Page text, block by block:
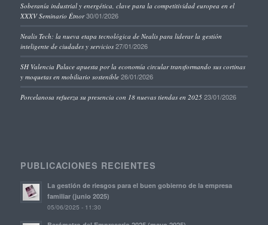
Soberanía industrial y energética, clave para la competitividad europea en el
XXXV Seminario Étnor 30/01/2026
Nealis Tech: la nueva etapa tecnológica de Nealis para liderar la gestión
inteligente de ciudades y servicios 27/01/2026
SH Valencia Palace apuesta por la economía circular transformando sus cortinas
y moquetas en mobiliario sostenible 26/01/2026
Porcelanosa refuerza su presencia con 18 nuevas tiendas en 2025 23/01/2026
PUBLICACIONES RECIENTES
La gestión de riesgos para el buen gobierno de la empresa
familiar (junio 2025)
05/06/2025 - 11:30